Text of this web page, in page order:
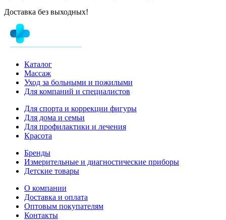
Доставка без выходных!
Каталог
Массаж
Уход за больными и пожилыми
Для компаний и специалистов
Для спорта и коррекции фигуры
Для дома и семьи
Для профилактики и лечения
Красота
Бренды
Измерительные и диагностические приборы
Детские товары
О компании
Доставка и оплата
Оптовым покупателям
Контакты